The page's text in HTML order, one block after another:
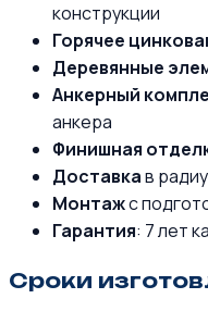
конструкции
Горячее
Деревянные
Анкерный
анкера
Финишная
Доставкав
Монтажс
Гарантия: 7 лет
Сроки